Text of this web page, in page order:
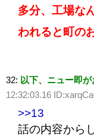
多分、工場な
われると町の
32: 以下、ニュー即が
12:32:03.16
>>13
話の内容から